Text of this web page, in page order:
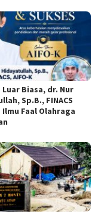
Biasa, dr. Nur
Sp.B., FINACS
Ilmu Faal Olahraga